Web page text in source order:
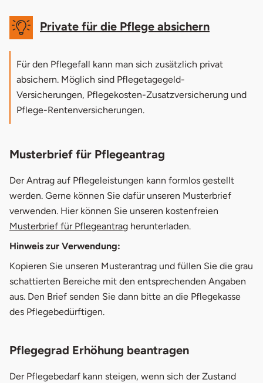
Private für die Pflege absichern
Für den Pflegefall kann man sich zusätzlich privat
absichern. Möglich sind Pflegetagegeld-
Versicherungen, Pflegekosten-Zusatzversicherung und
Pflege-Rentenversicherungen.
Musterbrief für Pflegeantrag
Der Antrag auf Pflegeleistungen kann formlos gestellt
werden. Gerne können Sie dafür unseren Musterbrief
verwenden. Hier können Sie unseren kostenfreien
Musterbrief für Pflegeantrag herunterladen.
Hinweis zur Verwendung:
Kopieren Sie unseren Musterantrag und füllen Sie die grau
schattierten Bereiche mit den entsprechenden Angaben
aus. Den Brief senden Sie dann bitte an die Pflegekasse
des Pflegebedürftigen.
Pflegegrad Erhöhung beantragen
Der Pflegebedarf kann steigen, wenn sich der Zustand